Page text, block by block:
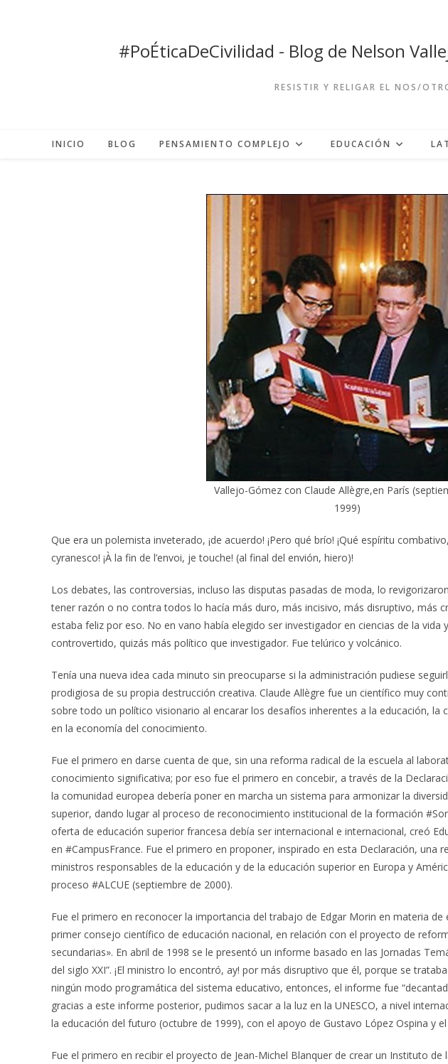
#PoÉticaDeCivilidad - Blog de Nelson
RESISTIR Y RELIGAR EL NOS/
INICIO BLOG PENSAMIENTO COMPLEJO EDUCACIÓN
Vallejo-Gómez con Claude Allègre,en París
1999)
Que era un polemista inveterado, ¡de acuerdo! ¡Pero qué brío! ¡Qué espíritu
cyranesco! ¡À la fin de l’envoi, je touche! (al final del envión, hiero)!
Los debates, las controversias, incluso las disputas pasadas de moda, lo
tener razón o no contra todos lo hacía más duro, más incisivo, más disruptivo, más
estaba feliz por eso. No en vano había elegido ser investigador en ciencias de la vida
controvertido, quizás más político que investigador. Fue telúrico y volcánico.
Tenía una nueva idea cada minuto sin preocuparse si la administración pudiese
prodigiosa de su propia destrucción creativa. Claude Allègre fue un científico muy
sobre todo un político visionario al encarar los desafíos inherentes a la educación, la
en la economía del conocimiento.
Fue el primero en darse cuenta de que, sin una reforma radical de la escuela al
conocimiento significativa; por eso fue el primero en concebir, a través de la
la comunidad europea debería poner en marcha un sistema para armonizar la
superior, dando lugar al proceso de reconocimiento institucional de la formación
oferta de educación superior francesa debía ser internacional e internacional, creó
en #CampusFrance. Fue el primero en proponer, inspirado en esta Declaración, una
ministros responsables de la educación y de la educación superior en Europa y
proceso #ALCUE (septiembre de 2000).
Fue el primero en reconocer la importancia del trabajo de Edgar Morin en materia de
primer consejo científico de educación nacional, en relación con el proyecto de
secundarias». En abril de 1998 se le presentó un informe basado en las Jornadas
del siglo XXI”. ¡El ministro lo encontró, ay! por más disruptivo que él, porque se
ningún modo programática del sistema educativo, entonces, el informe fue
gracias a este informe posterior, pudimos sacar a la luz en la UNESCO, a nivel
la educación del futuro (octubre de 1999), con el apoyo de Gustavo López Ospina y
Fue el primero en recibir el proyecto de Jean-Michel Blanquer de crear un Instituto de